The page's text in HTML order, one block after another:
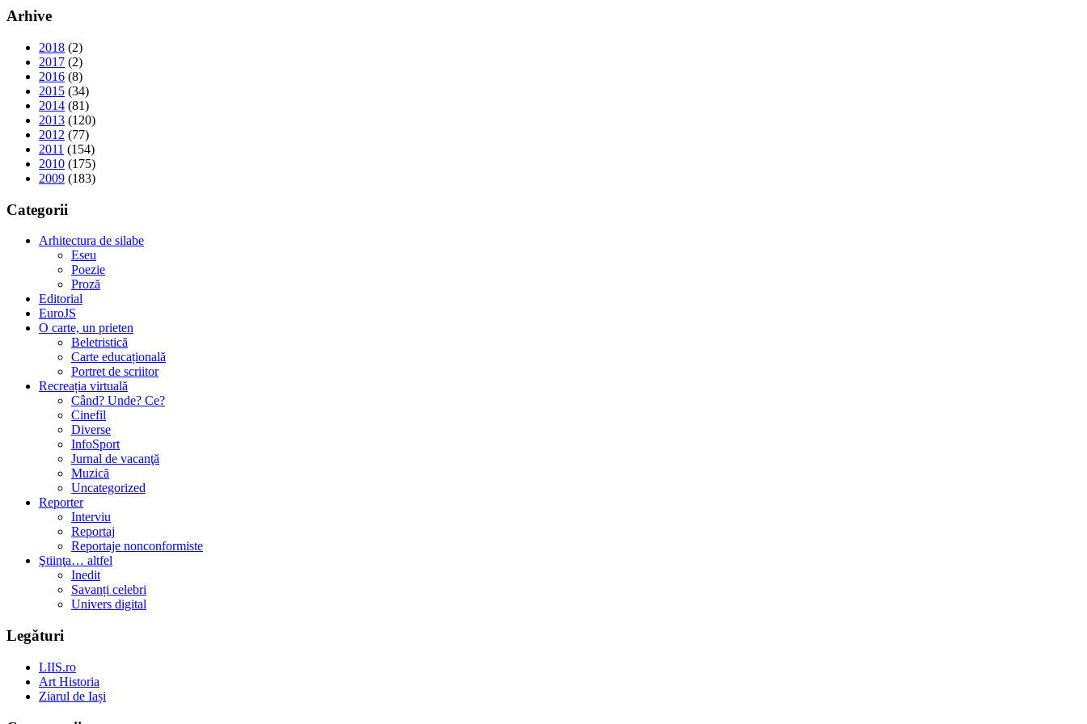
Arhive
2018 (2)
2017 (2)
2016 (8)
2015 (34)
2014 (81)
2013 (120)
2012 (77)
2011 (154)
2010 (175)
2009 (183)
Categorii
Arhitectura de silabe
Eseu
Poezie
Proză
Editorial
EuroJS
O carte, un prieten
Beletristică
Carte educațională
Portret de scriitor
Recreația virtuală
Când? Unde? Ce?
Cinefil
Diverse
InfoSport
Jurnal de vacanţă
Muzică
Uncategorized
Reporter
Interviu
Reportaj
Reportaje nonconformiste
Ştiinţa… altfel
Inedit
Savanți celebri
Univers digital
Legături
LIIS.ro
Art Historia
Ziarul de Iași